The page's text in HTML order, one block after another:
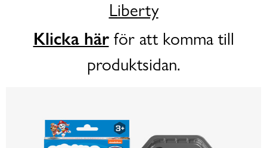
Liberty
Klicka härför att komma till
produktsidan.